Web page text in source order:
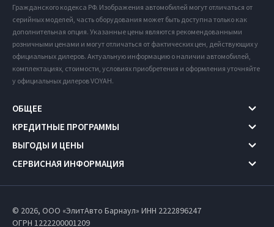
Гражданского кодекса РФ. Изображения автомобилей могут отличаться от
серийных моделей, часть оборудования может быть доступна только как
дополнительная опция. Указанные цены являются рекомендованными
розничными ценами и могут отличаться от фактических цен, действующих у
официальных дилеров. Актуальную информацию о наличии автомобилей,
комплектациях, стоимости, условиях приобретения и оформления уточняйте
у официальных дилеров VOYAH.
ОБЩЕЕ
КРЕДИТНЫЕ ПРОГРАММЫ
ВЫГОДЫ И ЦЕНЫ
СЕРВИСНАЯ ИНФОРМАЦИЯ
© 2026, ООО «ЭлитАвто Барнаул» ИНН 2222896247
ОГРН 1222200001209